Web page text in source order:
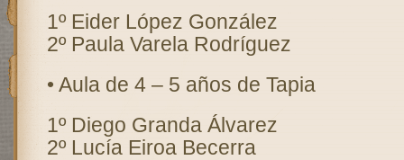
1º Eider López González
2º Paula Varela Rodríguez
• Aula de 4 – 5 años de Tapia
1º Diego Granda Álvarez
2º Lucía Eiroa Becerra